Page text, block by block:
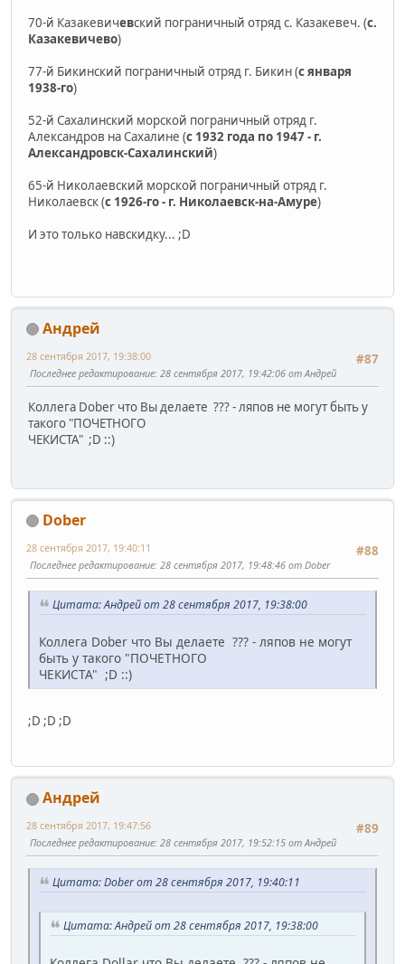
70-й Казакевичевский пограничный отряд с. Казакевеч. (с.
Казакевичево)
77-й Бикинский пограничный отряд г. Бикин (с января
1938-го)
52-й Сахалинский морской пограничный отряд г.
Александров на Сахалине (с 1932 года по 1947 - г.
Александровск-Сахалинский)
65-й Николаевский морской пограничный отряд г.
Николаевск (с 1926-го - г. Николаевск-на-Амуре)
И это только навскидку... ;D
Андрей
#87
28 сентября 2017, 19:38:00
Последнее редактирование: 28 сентября 2017, 19:42:06 от Андрей
Коллега Dober что Вы делаете ??? - ляпов не могут быть у
такого "ПОЧЕТНОГО
ЧЕКИСТА" ;D ::)
Dober
#88
28 сентября 2017, 19:40:11
Последнее редактирование: 28 сентября 2017, 19:48:46 от Dober
Цитата: Андрей от 28 сентября 2017, 19:38:00
Коллега Dober что Вы делаете ??? - ляпов не могут
быть у такого "ПОЧЕТНОГО
ЧЕКИСТА" ;D ::)
;D ;D ;D
Андрей
#89
28 сентября 2017, 19:47:56
Последнее редактирование: 28 сентября 2017, 19:52:15 от Андрей
Цитата: Dober от 28 сентября 2017, 19:40:11
Цитата: Андрей от 28 сентября 2017, 19:38:00